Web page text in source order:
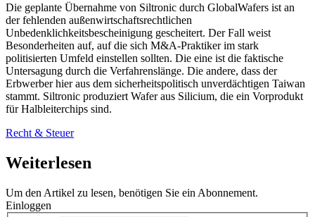
Die geplante Übernahme von Siltronic durch GlobalWafers ist an
der fehlenden außenwirtschaftsrechtlichen
Unbedenklichkeitsbescheinigung gescheitert. Der Fall weist
Besonderheiten auf, auf die sich M&A-Praktiker im stark
politisierten Umfeld einstellen sollten. Die eine ist die faktische
Untersagung durch die Verfahrenslänge. Die andere, dass der
Erbwerber hier aus dem sicherheitspolitisch unverdächtigen Taiwan
stammt. Siltronic produziert Wafer aus Silicium, die ein Vorprodukt
für Halbleiterchips sind.
Recht & Steuer
Weiterlesen
Um den Artikel zu lesen, benötigen Sie ein Abonnement.
Einloggen